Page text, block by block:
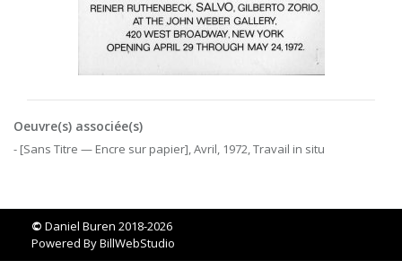
Oeuvre(s) associée(s)
- [Sans Titre — Encre sur papier], Avril, 1972, Travail in situ
© Daniel Buren 2018-2026
Powered ByBillWebStudio